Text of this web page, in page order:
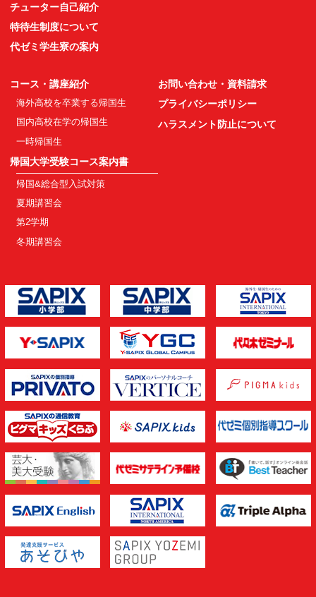
チューター自己紹介
特待生制度について
代ゼミ学生寮の案内
コース・講座紹介
海外高校を卒業する帰国生
国内高校在学の帰国生
一時帰国生
帰国大学受験コース案内書
帰国&総合型入試対策
夏期講習会
第2学期
冬期講習会
お問い合わせ・資料請求
プライバシーポリシー
ハラスメント防止について